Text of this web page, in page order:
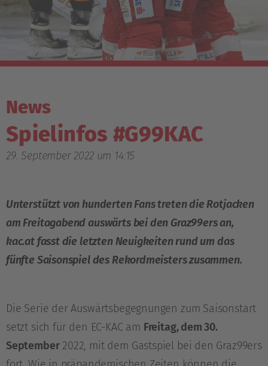
News
Spielinfos #G99KAC
29. September 2022 um 14:15
Unterstützt von hunderten Fans treten die Rotjacken
am Freitagabend auswärts bei den Graz99ers an,
kac.at fasst die letzten Neuigkeiten rund um das
fünfte Saisonspiel des Rekordmeisters zusammen.
Die Serie der Auswärtsbegegnungen zum Saisonstart
setzt sich für den EC-KAC am Freitag, dem 30.
September2022, mit dem Gastspiel bei den Graz99ers